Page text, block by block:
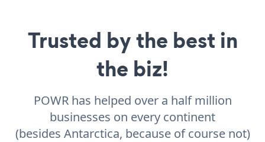
Trusted by the best in
the biz!
POWR has helped over a half million
businesses on every continent
(besides Antarctica, because of course not)